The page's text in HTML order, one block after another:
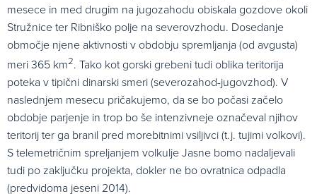
mesece in med drugim na jugozahodu obiskala gozdove okoli
Stružnice ter Ribniško polje na severovzhodu. Dosedanje
območje njene aktivnosti v obdobju spremljanja (od avgusta)
meri 365 km2. Tako kot gorski grebeni tudi oblika teritorija
poteka v tipični dinarski smeri (severozahod-jugovzhod). V
naslednjem mesecu pričakujemo, da se bo počasi začelo
obdobje parjenje in trop bo še intenzivneje označeval njihov
teritorij ter ga branil pred morebitnimi vsiljivci (t.j. tujimi volkovi).
S telemetričnim spreljanjem volkulje Jasne bomo nadaljevali
tudi po zaključku projekta, dokler ne bo ovratnica odpadla
(predvidoma jeseni 2014).